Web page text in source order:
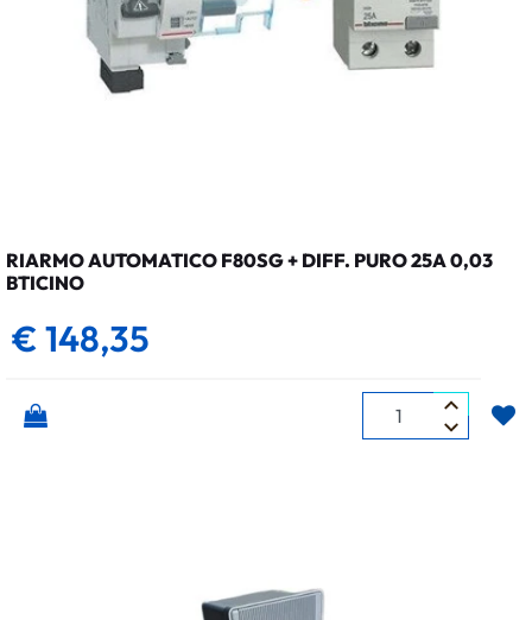
RIARMO AUTOMATICO F80SG + DIFF. PURO 25A 0,03
BTICINO
€ 148,35
Quantità